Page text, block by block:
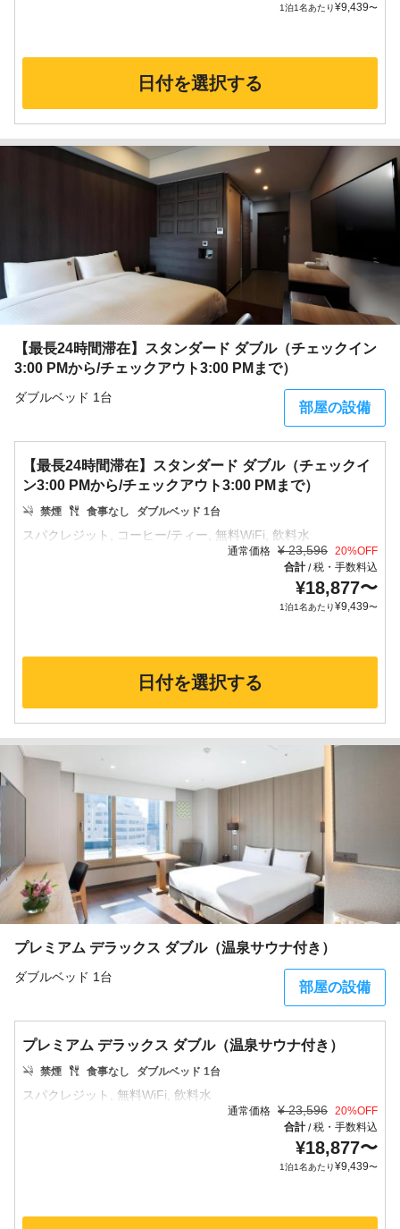
1泊1名あたり¥9,439〜
日付を選択する
【最長24時間滞在】スタンダード ダブル（チェックイン
3:00 PMから/チェックアウト3:00 PMまで）
ダブルベッド 1台
部屋の設備
【最長24時間滞在】スタンダード ダブル（チェックイ
ン3:00 PMから/チェックアウト3:00 PMまで）
禁煙 食事なし ダブルベッド 1台
通常価格 ¥ 23,596 20%OFF
合計/税・手数料込
¥18,877〜
1泊1名あたり¥9,439〜
日付を選択する
プレミアム デラックス ダブル（温泉サウナ付き）
ダブルベッド 1台
部屋の設備
プレミアム デラックス ダブル（温泉サウナ付き）
禁煙 食事なし ダブルベッド 1台
通常価格 ¥ 23,596 20%OFF
合計/税・手数料込
¥18,877〜
1泊1名あたり¥9,439〜